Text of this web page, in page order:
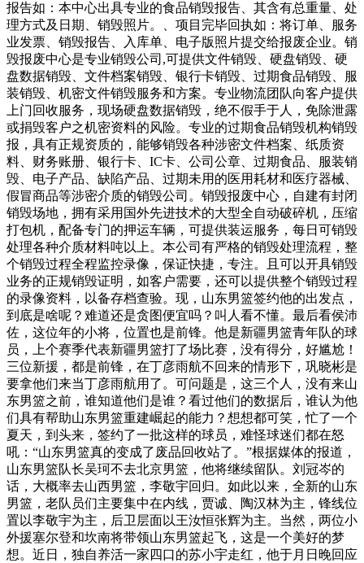
报告如：本中心出具专业的食品销毁报告、其含有总重量、处
理方式及日期、销毁照片。、项目完毕回执如：将订单、服务
业发票、销毁报告、入库单、电子版照片提交给报废企业。销
毁报废中心是专业销毁公司,可提供文件销毁、硬盘销毁、硬
盘数据销毁、文件档案销毁、银行卡销毁、过期食品销毁、服
装销毁、机密文件销毁服务和方案。专业物流团队向客户提供
上门回收服务，现场硬盘数据销毁，绝不假手于人，免除泄露
或捐毁客户之机密资料的风险。专业的过期食品销毁机构销毁
报，具有正规资质的，能够销毁各种涉密文件档案、纸质资
料、财务账册、银行卡、IC卡、公司公章、过期食品、服装销
毁、电子产品、缺陷产品、过期未用的医用耗材和医疗器械、
假冒商品等涉密介质的销毁公司。销毁报废中心，自建有封闭
销毁场地，拥有采用国外先进技术的大型全自动破碎机，压缩
打包机，配备专门的押运车辆，可提供装运服务，每日可销毁
处理各种介质材料吨以上。本公司有严格的销毁处理流程，整
个销毁过程全程监控录像，保证快捷，专注。且可以开具销毁
业务的正规销毁证明，如客户需要，还可以提供整个销毁过程
的录像资料，以备存档查验。现，山东男篮签约他的出发点，
到底是啥呢？难道还是贪图便宜吗？叫人看不懂。最后看侯沛
佐，这位年的小将，位置也是前锋。他是新疆男篮青年队的球
员，上个赛季代表新疆男篮打了场比赛，没有得分，好尴尬！
三位新援，都是前锋，在丁彦雨航不回来的情形下，巩晓彬是
要拿他们来当丁彦雨航用了。可问题是，这三个人，没有来山
东男篮之前，谁知道他们是谁？看过他们的数据后，谁认为他
们具有帮助山东男篮重建崛起的能力？想想都可笑，忙了一个
夏天，到头来，签约了一批这样的球员，难怪球迷们都在怒
吼：“山东男篮真的变成了废品回收站了。”根据媒体的报道，
山东男篮队长吴珂不去北京男篮，他将继续留队。刘冠岑的
话，大概率去山西男篮，李敬宇回归。如此以来，全新的山东
男篮，老队员们主要集中在内线，贾诚、陶汉林为主，锋线位
置以李敬宇为主，后卫层面以王汝恒张辉为主。当然，两位小
外援塞尔登和坎南将带领山东男篮起飞，这是一个美好的梦
想。近日，独自养活一家四口的苏小宇走红，他于月日晚回应